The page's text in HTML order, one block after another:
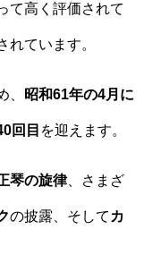
て高く評価されて
れています。
、 昭和61年の4月に
回目 を迎えます。
琴の旋律、さまざ
の披露、そして カ